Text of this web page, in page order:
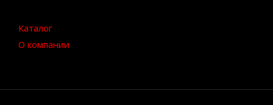
Каталог
О компании